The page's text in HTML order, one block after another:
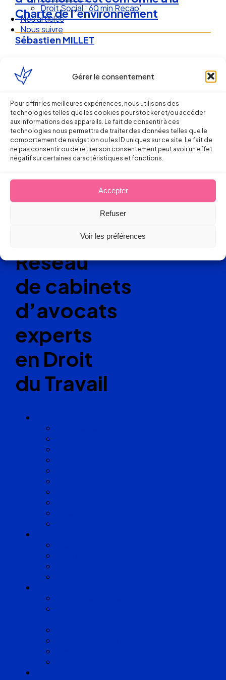
Gérer le consentement
Pour offrir les meilleures expériences, nous utilisons des
technologies telles que les cookies pour stocker et/ou accéder
aux informations des appareils. Le fait de consentir à ces
technologies nous permettra de traiter des données telles que le
comportement de navigation ou les ID uniques sur ce site. Le fait de
ne pas consentir ou de retirer son consentement peut avoir un effet
négatif sur certaines caractéristiques et fonctions.
Accepter
Refuser
Voir les préférences
Droit Social : 60 min Recap’
Nos articles
Nous suivre
Charte de l’environnement
Sébastien MILLET
24 avril 2011
Ellipse Avocats
Réseau
de cabinets
d’avocats
experts
en Droit
du Travail